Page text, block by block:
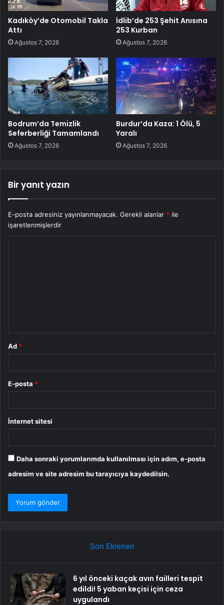
Kadıköy’de Otomobil Takla
Attı
Ağustos 7, 2026
İdlib’de 253 Şehit Anısına
253 Kurban
Ağustos 7, 2026
Bodrum’da Temizlik
Seferberliği Tamamlandı
Ağustos 7, 2026
Burdur’da Kaza: 1 Ölü, 5
Yaralı
Ağustos 7, 2026
Bir yanıt yazın
E-posta adresiniz yayınlanmayacak. Gerekli alanlar * ile
işaretlenmişlerdir
Ad *
E-posta *
İnternet sitesi
Daha sonraki yorumlarımda kullanılması için adım, e-posta
adresim ve site adresim bu tarayıcıya kaydedilsin.
Son Eklenen
6 yıl önceki kaçak avın failleri tespit
edildi! 5 yaban keçisi için ceza
uygulandı